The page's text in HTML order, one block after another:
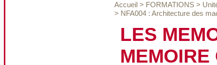
Accueil > FORMATIONS >
> NFA004 : Architecture des
LES
MEMOIRE